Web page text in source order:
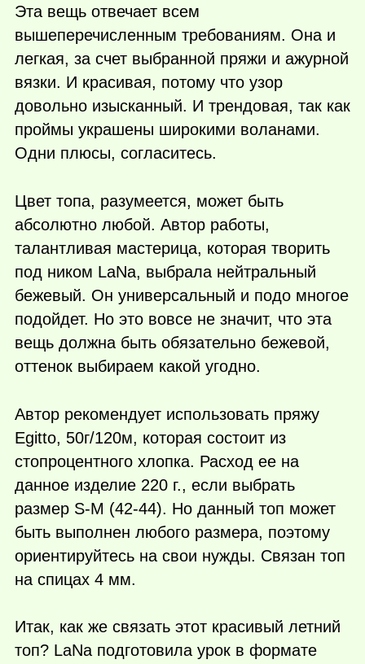
Эта вещь отвечает всем
вышеперечисленным требованиям. Она и
легкая, за счет выбранной пряжи и ажурной
вязки. И красивая, потому что узор
довольно изысканный. И трендовая, так как
проймы украшены широкими воланами.
Одни плюсы, согласитесь.
Цвет топа, разумеется, может быть
абсолютно любой. Автор работы,
талантливая мастерица, которая творить
под ником LaNa, выбрала нейтральный
бежевый. Он универсальный и подо многое
подойдет. Но это вовсе не значит, что эта
вещь должна быть обязательно бежевой,
оттенок выбираем какой угодно.
Автор рекомендует использовать пряжу
Egitto, 50г/120м, которая состоит из
стопроцентного хлопка. Расход ее на
данное изделие 220 г., если выбрать
размер S-M (42-44). Но данный топ может
быть выполнен любого размера, поэтому
ориентируйтесь на свои нужды. Связан топ
на спицах 4 мм.
Итак, как же связать этот красивый летний
топ? LaNa подготовила урок в формате